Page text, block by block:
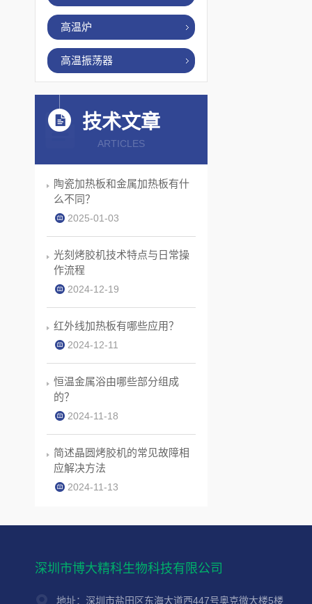
高温炉
高温振荡器
技术文章
ARTICLES
陶瓷加热板和金属加热板有什
么不同？
2025-01-03
光刻烤胶机技术特点与日常操
作流程
2024-12-19
红外线加热板有哪些应用？
2024-12-11
恒温金属浴由哪些部分组成
的？
2024-11-18
简述晶圆烤胶机的常见故障相
应解决方法
2024-11-13
深圳市博大精科生物科技有限公司
地址：深圳市盐田区东海大道西447号奥克微大楼5楼